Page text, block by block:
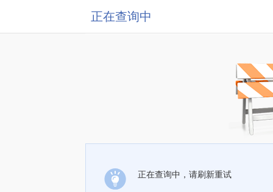
正在查询中
正在查询中，请刷新重试